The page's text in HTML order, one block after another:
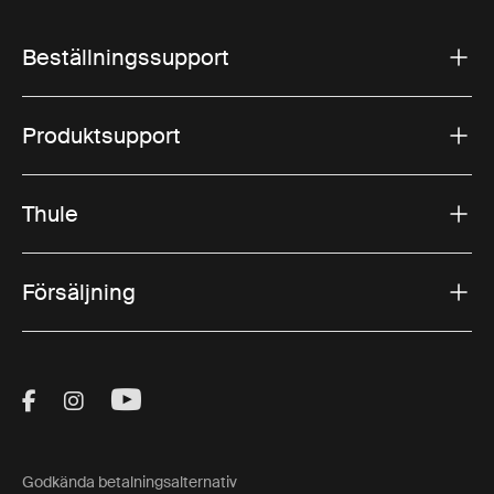
Beställningssupport
Produktsupport
Thule
Försäljning
Visit Thule on Facebook (external link)
Visit Thule on Instagram (external link)
Visit Thule on Youtube (external
Godkända betalningsalternativ